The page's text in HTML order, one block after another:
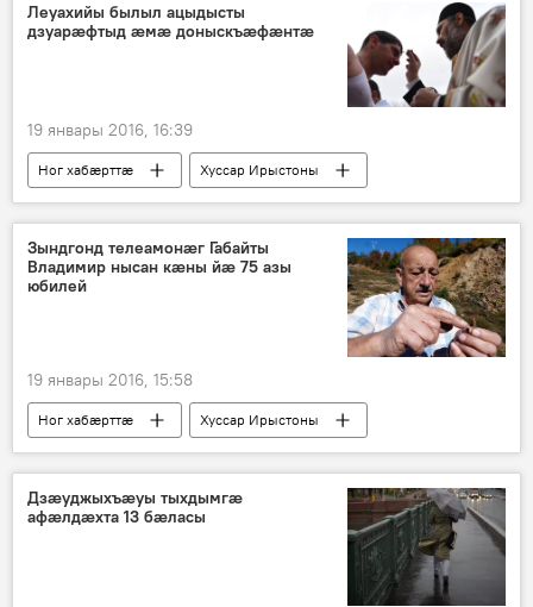
Леуахийы былыл ацыдысты
дзуарæфтыд ӕмӕ доныскъæфæнтæ
19 январы 2016, 16:39
Ног хабӕрттӕ Хуссар Ирыстоны
Зындгонд телеамонӕг Габайты
Владимир нысан кӕны йӕ 75 азы
юбилей
19 январы 2016, 15:58
Ног хабӕрттӕ Хуссар Ирыстоны
Дзæуджыхъæуы тыхдымгæ
афæлдæхта 13 бæласы